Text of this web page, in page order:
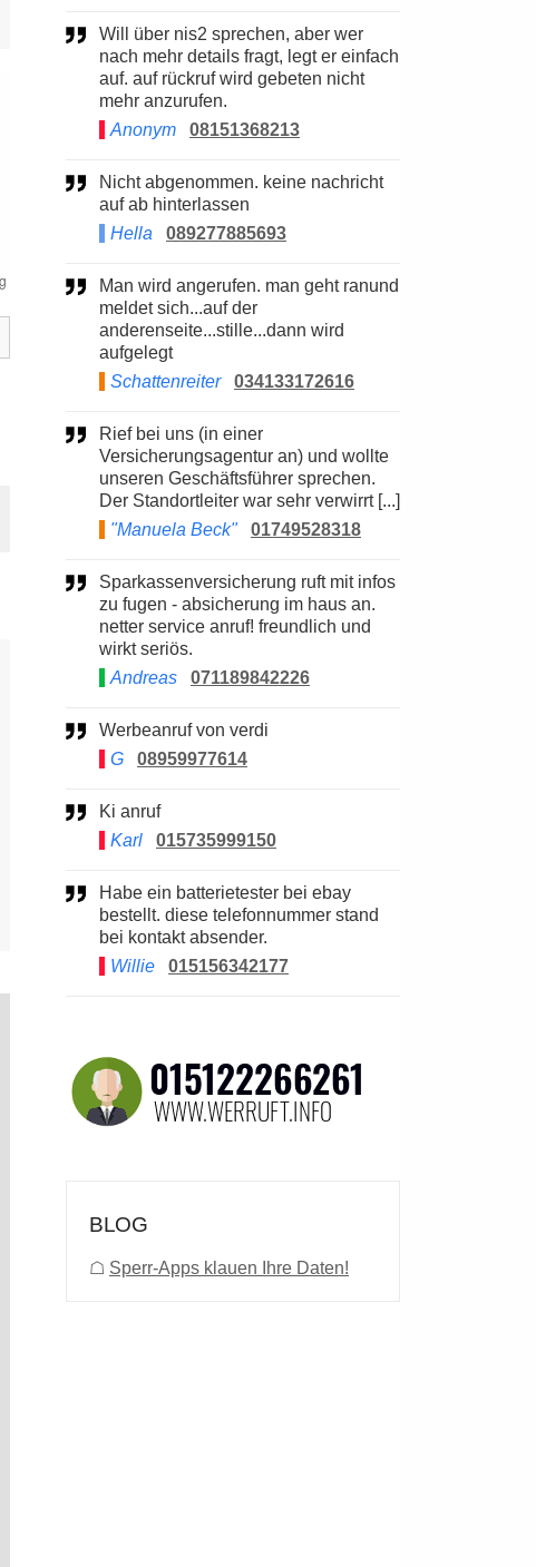
Will über nis2 sprechen, aber wer
nach mehr details fragt, legt er einfach
auf. auf rückruf wird gebeten nicht
mehr anzurufen.
Anonym
08151368213
Nicht abgenommen. keine nachricht
auf ab hinterlassen
Hella
089277885693
Man wird angerufen. man geht ranund
meldet sich...auf der
anderenseite...stille...dann wird
aufgelegt
Schattenreiter
034133172616
Rief bei uns (in einer
Versicherungsagentur an) und wollte
unseren Geschäftsführer sprechen.
Der Standortleiter war sehr verwirrt [...]
"Manuela Beck"
01749528318
Sparkassenversicherung ruft mit infos
zu fugen - absicherung im haus an.
netter service anruf! freundlich und
wirkt seriös.
Andreas
071189842226
Werbeanruf von verdi
G
08959977614
Ki anruf
Karl
015735999150
Habe ein batterietester bei ebay
bestellt. diese telefonnummer stand
bei kontakt absender.
Willie
015156342177
BLOG
☖ Sperr-Apps klauen Ihre Daten!